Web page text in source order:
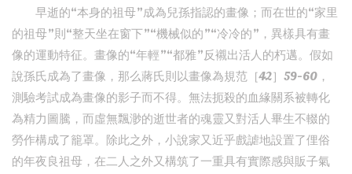
早逝的“本身的祖母”成為兒孫指認的畫像；而在世的“家里
的祖母”則“整天坐在窗下”“機械似的”“冷冷的”，異樣具有畫
像的運動特征。畫像的“年輕”“都雅”反襯出活人的朽邁。假如
說孫氏成為了畫像，那么蔣氏則以畫像為規范［42］59-60，
測驗考試成為畫像的影子而不得。無法扼殺的血緣關系被轉化
為精力圖騰，而虛無飄渺的逝世者的魂靈又對活人畢生不輟的
勞作構成了籠罩。除此之外，小說家又近乎戲謔地設置了俚俗
的年夜良祖母，在二人之外又構筑了一重具有實際感與販子氣